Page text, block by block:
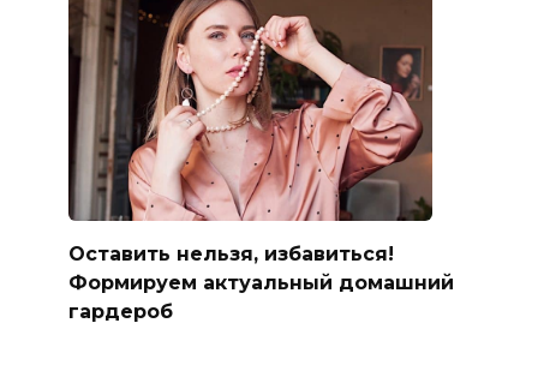
Оставить нельзя, избавиться!
Формируем актуальный домашний
гардероб